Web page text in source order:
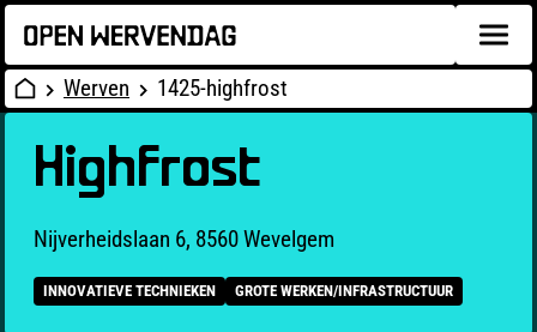
Werven 1425-highfrost
Highfrost
Nijverheidslaan 6, 8560 Wevelgem
INNOVATIEVE TECHNIEKEN GROTE WERKEN/INFRASTRUCTUUR